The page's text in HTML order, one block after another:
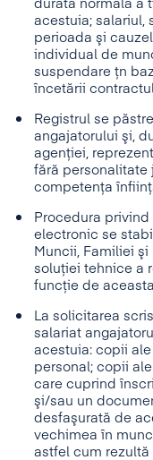
durata normală a
acestuia; salariul,
perioada şi
individual de
suspendare ţn
încetării
Registrul se
angajatorului şi,
agenţiei,
fără personalitate
competenţa
Procedura
electronic se
Muncii, Familiei
soluţiei tehnice a
funcţie de
La solicitarea
salariat
acestuia: copii
personal; copii
care cuprind
şi/sau un
desfaşurată de
vechimea în
astfel cum